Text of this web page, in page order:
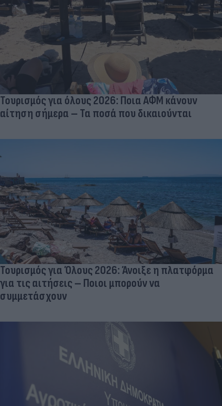
Τουρισμός για όλους 2026: Ποια ΑΦΜ κάνουν
αίτηση σήμερα – Τα ποσά που δικαιούνται
Τουρισμός για Όλους 2026: Άνοιξε η πλατφόρμα
για τις αιτήσεις – Ποιοι μπορούν να
συμμετάσχουν